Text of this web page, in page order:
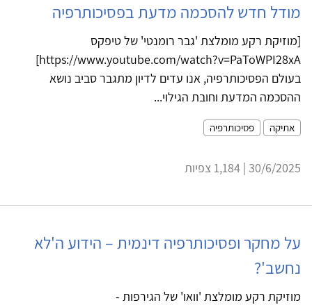
מודל חדש להסכמה מדעת בפסיכותרפיה
[מוזיקת רקע מומלצת 'גבר רומנטי' של טיפקס
https://www.youtube.com/watch?v=PaToWPI28xA]
בעולם הפסיכותרפיה, אנו עדים לדיון מתגבר סביב נושא
ההסכמה המדעת וחובת הגילוי...
אתיקה פסיכותרפיה
30/6/2025 | 1,184 צפיות
על מחקר ופסיכותרפיה דינמית – הידוע ה'לא
נחשב'?
מוזיקת רקע מומלצת 'וואו' של הגירפות -